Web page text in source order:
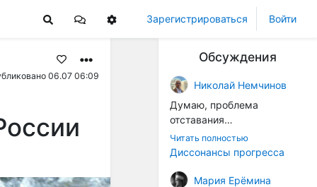
Зарегистрироваться Войти
06.07 06:09
Обсуждения
Николай Немчинов
Думаю, проблема
отставания
технологичности
оборудования в
окажется связана с
Читать полностью
Диссонансы прогресса
Мария Ерёмина